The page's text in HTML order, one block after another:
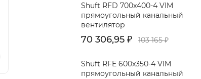
Shuft RFD 700x400-4 VIM
прямоугольный канальный
вентилятор
70 306,95 ₽ 103 165₽
Shuft RFE 600x350-4 VIM
прямоугольный канальный